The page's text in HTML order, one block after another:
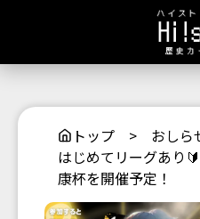
トップ > おしら
はじめてリーグあり
康杯を開催予定！